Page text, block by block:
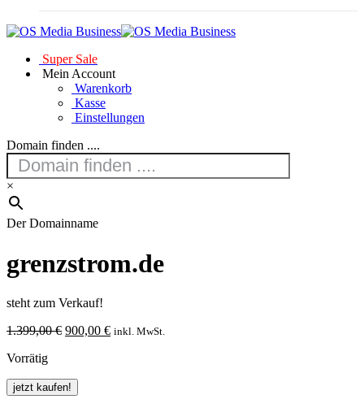
Super Sale
Mein Account
Warenkorb
Kasse
Einstellungen
Domain finden ....
×
Der Domainname
grenzstrom.de
steht zum Verkauf!
1.399,00€ Ursprünglicher
900,00 €Aktueller
inkl. MwSt.
Vorrätig
grenzstrom.de
Menge
jetzt kaufen!